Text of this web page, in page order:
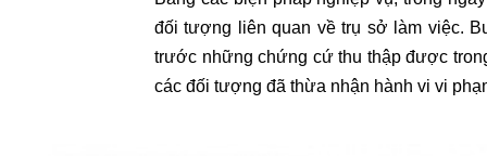
đối tượng liên quan về trụ sở làm việc.
trước những chứng cứ thu thập được
các đối tượng đã thừa nhận hành vi vi